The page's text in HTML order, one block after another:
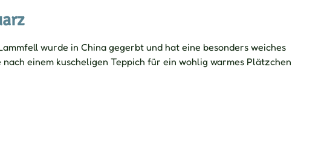
wurde in China gegerbt und hat eine besonders weiches
einem kuscheligen Teppich für ein wohlig warmes Plätzchen